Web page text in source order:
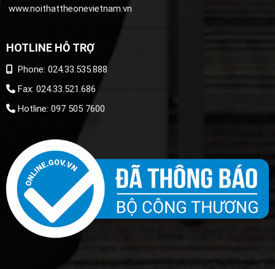
www.noithattheonevietnam.vn
HOTLINE HỖ TRỢ
Phone: 024.33.535.888
Fax: 024.33.521.686
Hotline: 097 505 7600